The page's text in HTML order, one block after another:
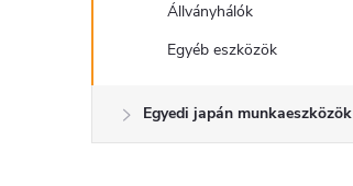
Állványhálók
Egyéb eszközök
Egyedi japán munkaeszközök